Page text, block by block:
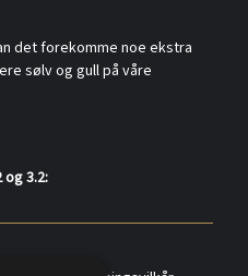
det forekomme noe ekstra
sølv og gull på våre
3.2: